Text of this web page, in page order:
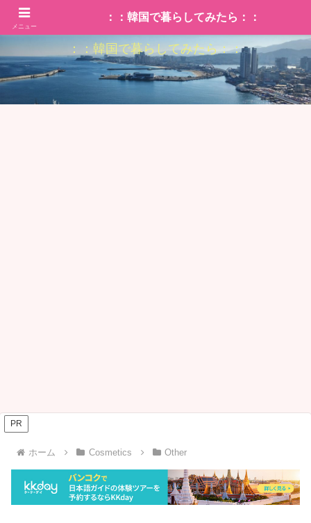
：：韓国で暮らしてみたら：：
PR
ホーム Cosmetics Other
メニュー
：：韓国で暮らしてみたら：：